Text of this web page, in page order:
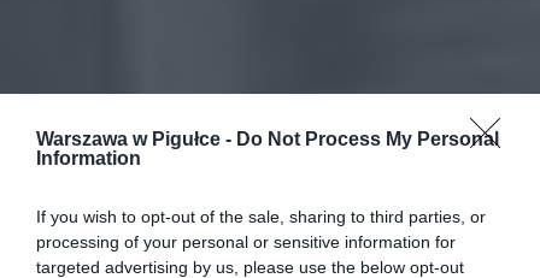
Warszawa w Pigułce - Do Not Process My Personal
Information
If you wish to opt-out of the sale, sharing to third parties, or
processing of your personal or sensitive information for
targeted advertising by us, please use the below opt-out